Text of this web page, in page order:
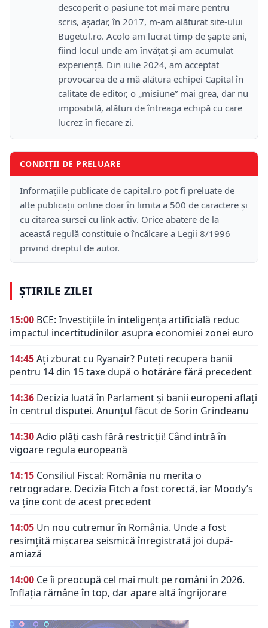
descoperit o pasiune tot mai mare pentru
scris, așadar, în 2017, m-am alăturat site-ului
Bugetul.ro. Acolo am lucrat timp de șapte ani,
fiind locul unde am învățat și am acumulat
experiență. Din iulie 2024, am acceptat
provocarea de a mă alătura echipei Capital în
calitate de editor, o „misiune” mai grea, dar nu
imposibilă, alături de întreaga echipă cu care
lucrez în fiecare zi.
CONDIȚII DE PRELUARE
Informațiile publicate de capital.ro pot fi preluate de
alte publicații online doar în limita a 500 de caractere și
cu citarea sursei cu link activ. Orice abatere de la
această regulă constituie o încălcare a Legii 8/1996
privind dreptul de autor.
ȘTIRILE ZILEI
15:00 BCE: Investițiile în inteligența artificială reduc
impactul incertitudinilor asupra economiei zonei euro
14:45Ați zburat cu Ryanair? Puteți recupera banii
pentru 14 din 15 taxe după o hotărâre fără precedent
14:36 Decizia luată în Parlament și banii europeni aflați
în centrul disputei. Anunțul făcut de Sorin Grindeanu
14:30Adio plăți cash fără restricții! Când intră în
vigoare regula europeană
14:15 Consiliul Fiscal: România nu merita o
retrogradare. Decizia Fitch a fost corectă, iar Moody’s
va ține cont de acest precedent
14:05 Un nou cutremur în România. Unde a fost
resimțită mișcarea seismică înregistrată joi după-
amiază
14:00 Ce îi preocupă cel mai mult pe români în 2026.
Inflația rămâne în top, dar apare altă îngrijorare